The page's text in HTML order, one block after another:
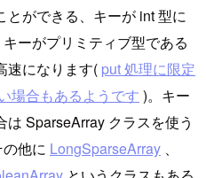
ができる、キーが int 型に
ーがプリミティブ型である
速になります( put 処理に限定
場合もあるようです )。キー
SparseArray クラスを使う
他に LongSparseArray 、